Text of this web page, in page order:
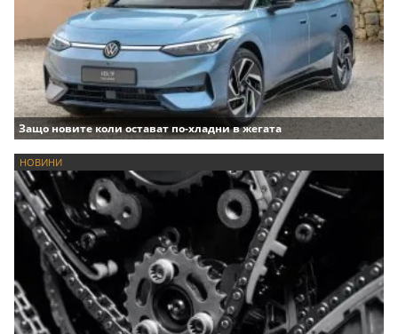
Защо новите коли остават по-хладни в жегата
НОВИНИ